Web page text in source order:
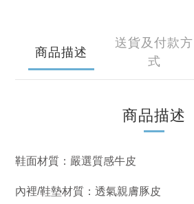
商品描述
送貨及付款方
式
商品描述
鞋面材質：嚴選質感牛皮
內裡/鞋墊材質：透氣親膚豚皮